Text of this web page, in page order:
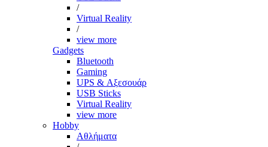
/
Virtual Reality
/
view more
Gadgets
Bluetooth
Gaming
UPS & Αξεσουάρ
USB Sticks
Virtual Reality
view more
Hobby
Αθλήματα